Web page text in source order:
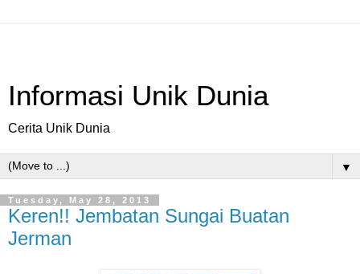
Informasi Unik Dunia
Cerita Unik Dunia
▼
Tuesday, May 28, 2013
Keren!! Jembatan Sungai Buatan
Jerman